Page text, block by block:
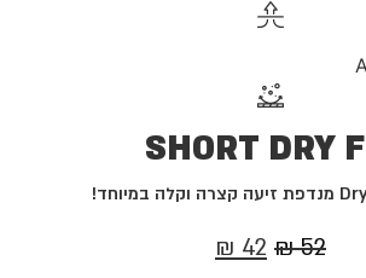
SHORT DRY
52
₪ המחיר
42
₪